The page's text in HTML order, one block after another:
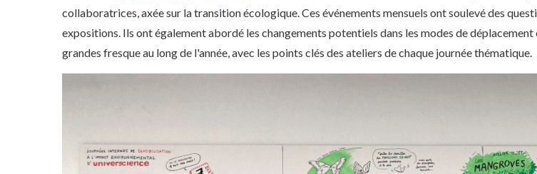
collaboratrices, axée sur la transition écologique. Ces événements mensuels ont soulevé des
expositions. Ils ont également abordé les changements potentiels dans les modes de
grandes fresque au long de l'année, avec les points clés des ateliers de chaque journée